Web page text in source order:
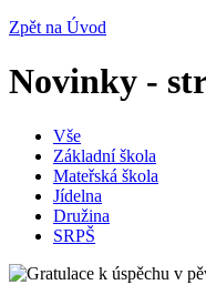
Zpět na Úvod
Novinky -
Vše
Základní škola
Mateřská škola
Jídelna
Družina
SRPŠ